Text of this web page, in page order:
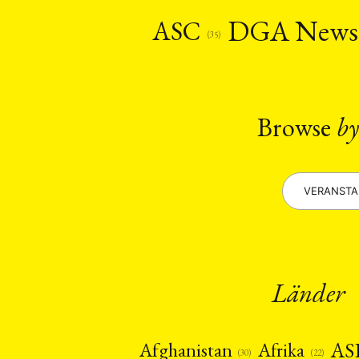
Stipendium (53)
ASC
(35) DGA News
Browse by
Länder
Afghanistan (30) Afrika (22)